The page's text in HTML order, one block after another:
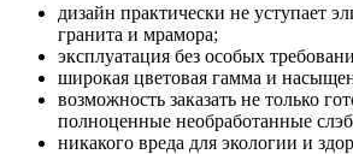
дизайн практически не уступает
гранита и мрамора;
эксплуатация без особых
широкая цветовая гамма и
возможность заказать не только
полноценные необработанные
никакого вреда для экологии и